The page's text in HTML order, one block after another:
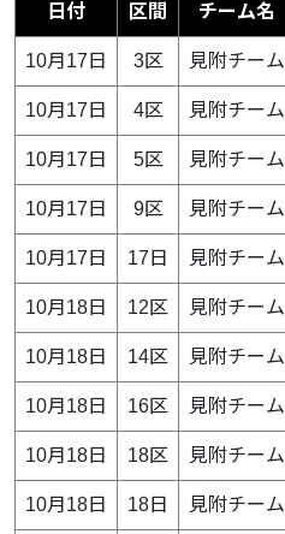
日付 区間 チーム名
10月17日 3区 見附チーム
10月17日 4区 見附チーム
10月17日 5区 見附チーム
10月17日 9区 見附チーム
10月17日 17日 見附チーム
10月18日 12区 見附チーム
10月18日 14区 見附チーム
10月18日 16区 見附チーム
10月18日 18区 見附チーム
10月18日 18日 見附チーム